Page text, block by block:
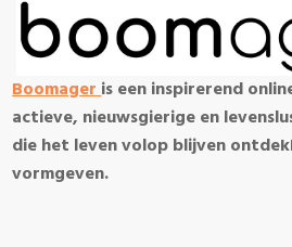
Boomageris een inspirerend
actieve, nieuwsgierige en
die het leven volop blijven
vormgeven.